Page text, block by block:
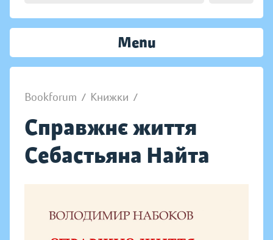
Menu
Bookforum / Книжки /
Справжнє життя
Себастьяна Найта